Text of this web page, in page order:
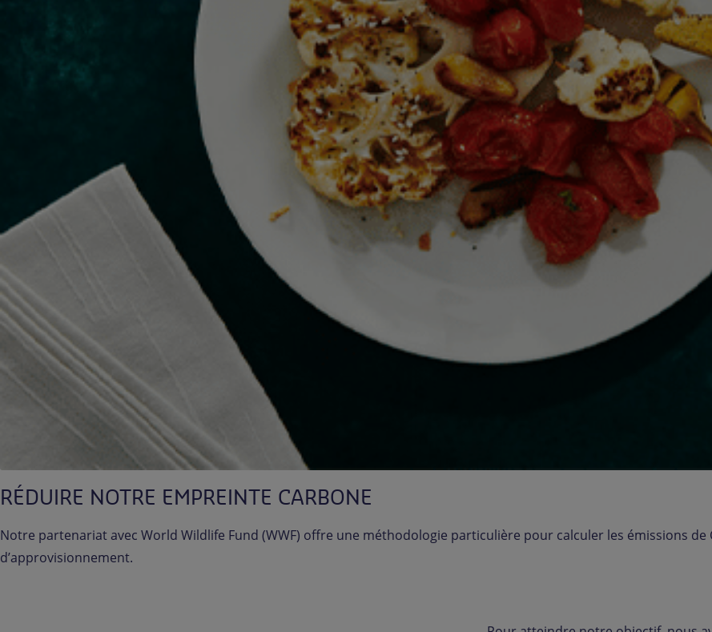
RÉDUIRE NOTRE EMPREINTE CARBONE
Notre partenariat avec World Wildlife Fund (WWF) offre une méthodologie particulière pour calculer les émissions de
d’approvisionnement.